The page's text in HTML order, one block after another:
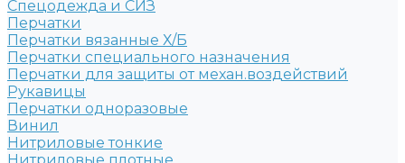
Спецодежда и СИЗ
Перчатки
Перчатки вязанные Х/Б
Перчатки специального назначения
Перчатки для защиты от механ.воздействий
Рукавицы
Перчатки одноразовые
Винил
Нитриловые тонкие